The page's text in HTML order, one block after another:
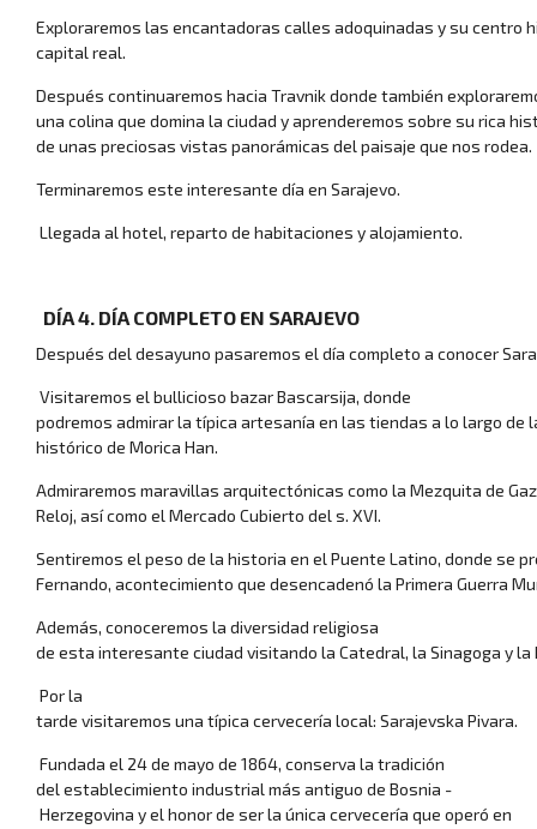
Exploraremos las encantadoras calles adoquinadas y su centro
capital real.
Después continuaremos hacia Travnik donde también
una colina que domina la ciudad y aprenderemos sobre su rica
de unas preciosas vistas panorámicas del paisaje que nos rodea.
Terminaremos este interesante día en Sarajevo.
Llegada al hotel, reparto de habitaciones y alojamiento.
DÍA 4. DÍA COMPLETO EN SARAJEVO
Después del desayuno pasaremos el día completo a conocer
Visitaremos el bullicioso bazar Bascarsija, donde
podremos admirar la típica artesanía en las tiendas a lo largo de
histórico de Morica Han.
Admiraremos maravillas arquitectónicas como la Mezquita de
Reloj, así como el Mercado Cubierto del s. XVI.
Sentiremos el peso de la historia en el Puente Latino, donde se
Fernando, acontecimiento que desencadenó la Primera Guerra
Además, conoceremos la diversidad religiosa
de esta interesante ciudad visitando la Catedral, la Sinagoga y la
Por la
tarde visitaremos una típica cervecería local: Sarajevska Pivara.
Fundada el 24 de mayo de 1864, conserva la tradición
del establecimiento industrial más antiguo de Bosnia ­
Herzegovina y el honor de ser la única cervecería que operó en